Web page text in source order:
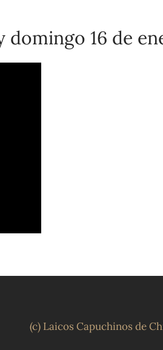
16 de
(c) Laicos Capuchinos de